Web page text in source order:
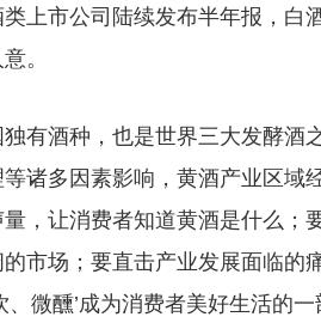
上市公司陆续发布半年报，白
。
有酒种，也是世界三大发酵酒
诸多因素影响，黄酒产业区域
，让消费者知道黄酒是什么；
市场；要直击产业发展面临的
、微醺’成为消费者美好生活的